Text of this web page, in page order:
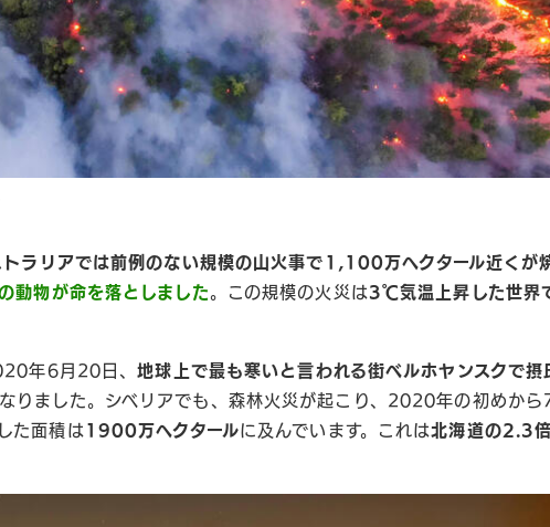
ラリアでは前例のない規模の山火事で1,100万ヘクタール近くが
動物が命を落としました 。この規模の火災は3℃気温上昇した世界
年6月20日、地球上で最も寒いと言われる街ベルホヤンスクで
りました。シベリアでも、森林火災が起こり、2020年の初めから
た面積は 1900万ヘクタールに及んでいます。これは北海道の2.3